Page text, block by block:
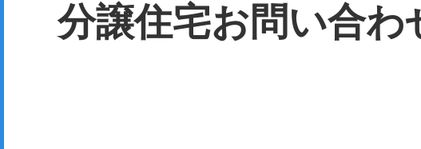
分譲住宅お問い合わ